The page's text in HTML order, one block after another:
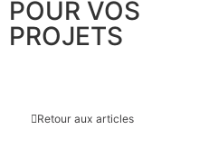
POUR VOS
PROJETS
Retour aux articles